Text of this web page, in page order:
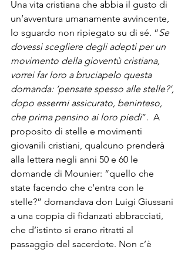
Una vita cristiana che abbia il gusto di
un’avventura umanamente avvincente,
lo sguardo non ripiegato su di sé. “Se
dovessi scegliere degli adepti per un
movimento della gioventù cristiana,
vorrei far loro a bruciapelo questa
domanda: ‘pensate spesso alle stelle?’,
dopo essermi assicurato, beninteso,
che prima pensino ai loro piedi”.  A
proposito di stelle e movimenti
giovanili cristiani, qualcuno prenderà
alla lettera negli anni 50 e 60 le
domande di Mounier: “quello che
state facendo che c’entra con le
stelle?” domandava don Luigi Giussani
a una coppia di fidanzati abbracciati,
che d’istinto si erano ritratti al
passaggio del sacerdote. Non c’è